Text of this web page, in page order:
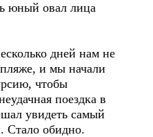
юный овал лица
дней нам не
пляже, и мы начали
чтобы
поездка в
увидеть самый
Стало обидно.